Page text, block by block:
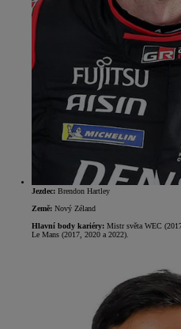
Jezdec: Brendon Hartley
Země: Nový Zéland
Hlavní body kariéry: Mistr světa WEC
Le Mans (2017, 2020 a 2022).